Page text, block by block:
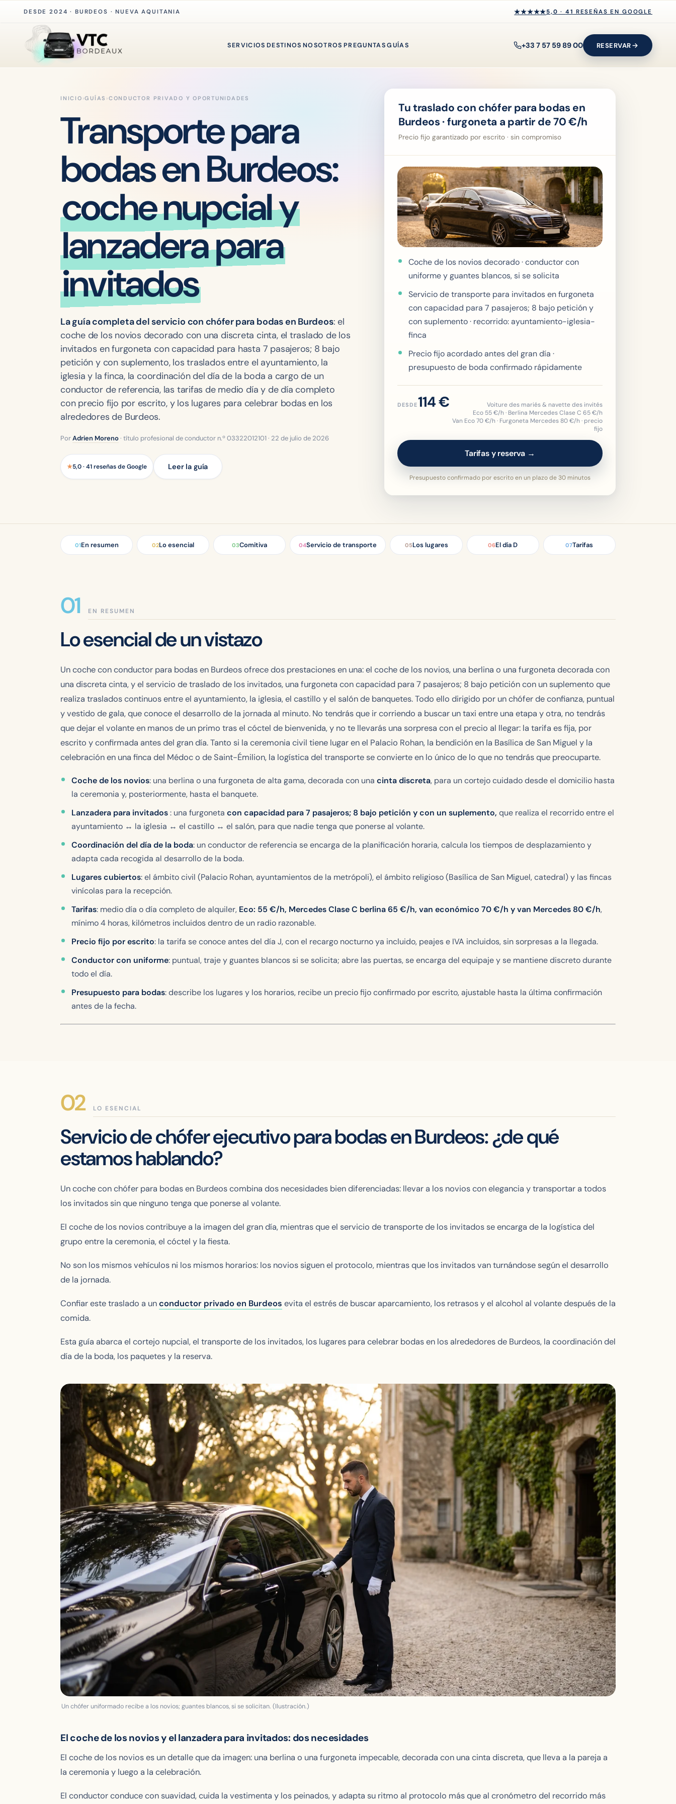
DESDE 2024 · BURDEOS · NUEVA AQUITANIA ★★★★★
★★★★★5,0 ·41 RESEÑAS EN GOOGLE
SERVICIOS DESTINOS NOSOTROS PREGUNTASGUÍAS +33 7 57 59 89 00 RESERVAR
INICIO ›GUÍAS ›CONDUCTOR PRIVADO Y OPORTUNIDADES
Transporte para
bodas en Burdeos:
coche nupcial y
lanzadera para
invitados
La guía completa del servicio con chófer para bodas en Burdeos: el
coche de los novios decorado con una discreta cinta, el traslado de los
invitados en furgoneta con capacidad para hasta 7 pasajeros; 8 bajo
petición y con suplemento, los traslados entre el ayuntamiento, la
iglesia y la finca, la coordinación del día de la boda a cargo de un
conductor de referencia, las tarifas de medio día y de día completo
con precio fijo por escrito, y los lugares para celebrar bodas en los
alrededores de Burdeos.
PorAdrien Moreno· título profesional de conductor n.º 03322012101 · 22 de julio de 2026
★5,0 · 41 reseñas de Google Leer la guía
Tu traslado con chófer para bodas en
Burdeos · furgoneta a partir de70€/h
Precio fijo garantizado por escrito · sin compromiso
Coche de los novios decorado · conductor con
uniforme y guantes blancos, si se solicita
Servicio de transporte para invitados en furgoneta
con capacidad para 7 pasajeros; 8 bajo petición y
con suplemento · recorrido: ayuntamiento-iglesia-
finca
Precio fijo acordado antes del gran día ·
presupuesto de boda confirmado rápidamente
DESDE114 €
Voiture des mariés & navette des invités
Eco 55€/h · Berlina Mercedes Clase C 65€/h
Van Eco70€/h · Furgoneta Mercedes 80€/h · precio
fijo
Tarifas y reserva →
Presupuesto confirmado por escrito en un plazo de 30 minutos
01En resumen 02Lo esencial 03Comitiva 04Servicio de transporte 05Los lugares 06El día D 07Tarifas
EN RESUMEN
Lo esencial de un vistazo
Un coche con conductor para bodas en Burdeos ofrece dos prestaciones en una: el coche de los novios, una berlina o una furgoneta decorada con
una discreta cinta, y el servicio de traslado de los invitados, una furgoneta con capacidad para 7 pasajeros; 8 bajo petición con un suplemento que
realiza traslados continuos entre el ayuntamiento, la iglesia, el castillo y el salón de banquetes. Todo ello dirigido por un chófer de confianza, puntual
y vestido de gala, que conoce el desarrollo de la jornada al minuto. No tendrás que ir corriendo a buscar un taxi entre una etapa y otra, no tendrás
que dejar el volante en manos de un primo tras el cóctel de bienvenida, y no te llevarás una sorpresa con el precio al llegar: la tarifa es fija, por
escrito y confirmada antes del gran día. Tanto si la ceremonia civil tiene lugar en el Palacio Rohan, la bendición en la Basílica de San Miguel y la
celebración en una finca del Médoc o de Saint-Émilion, la logística del transporte se convierte en lo único de lo que no tendrás que preocuparte.
Coche de los novios: una berlina o una furgoneta de alta gama, decorada con una cinta discreta, para un cortejo cuidado desde el domicilio hasta
la ceremonia y, posteriormente, hasta el banquete.
Lanzadera para invitados: una furgoneta con capacidad para 7 pasajeros; 8 bajo petición y con un suplemento, que realiza el recorrido entre el
ayuntamiento ↔ la iglesia ↔ el castillo ↔ el salón, para que nadie tenga que ponerse al volante.
Coordinación del día de la boda: un conductor de referencia se encarga de la planificación horaria, calcula los tiempos de desplazamiento y
adapta cada recogida al desarrollo de la boda.
Lugares cubiertos: el ámbito civil (Palacio Rohan, ayuntamientos de la metrópoli), el ámbito religioso (Basílica de San Miguel, catedral) y las fincas
vinícolas para la recepción.
Tarifas: medio día o día completo de alquiler, Eco: 55 €/h, Mercedes Clase C berlina65 €/h, van económico 70€/h y van Mercedes 80€/h,
mínimo 4 horas, kilómetros incluidos dentro de un radio razonable.
Precio fijo por escrito: la tarifa se conoce antes del día J, con el recargo nocturno ya incluido, peajes e IVA incluidos, sin sorpresas a la llegada.
Conductor con uniforme: puntual, traje y guantes blancos si se solicita; abre las puertas, se encarga del equipaje y se mantiene discreto durante
todo el día.
Presupuesto para bodas: describe los lugares y los horarios, recibe un precio fijo confirmado por escrito, ajustable hasta la última confirmación
antes de la fecha.
LO ESENCIAL
Servicio de chófer ejecutivo para bodas en Burdeos: ¿de qué
estamos hablando?
Un coche con chófer para bodas en Burdeos combina dos necesidades bien diferenciadas: llevar a los novios con elegancia y transportar a todos
los invitados sin que ninguno tenga que ponerse al volante.
El coche de los novios contribuye a la imagen del gran día, mientras que el servicio de transporte de los invitados se encarga de la logística del
grupo entre la ceremonia, el cóctel y la fiesta.
No son los mismos vehículos ni los mismos horarios: los novios siguen el protocolo, mientras que los invitados van turnándose según el desarrollo
de la jornada.
Confiar este traslado a unconductor privado en Burdeos evita el estrés de buscar aparcamiento, los retrasos y el alcohol al volante después de la
comida.
Esta guía abarca el cortejo nupcial, el transporte de los invitados, los lugares para celebrar bodas en los alrededores de Burdeos, la coordinación del
día de la boda, los paquetes y la reserva.
Un chófer uniformado recibe a los novios; guantes blancos, si se solicitan. (Ilustración.)
El coche de los novios y el lanzadera para invitados: dos necesidades
El coche de los novios es un detalle que da imagen: una berlina o una furgoneta impecable, decorada con una cinta discreta, que lleva a la pareja a
la ceremonia y luego a la celebración.
El conductor conduce con suavidad, cuida la vestimenta y los peinados, y adapta su ritmo al protocolo más que al cronómetro del recorrido más